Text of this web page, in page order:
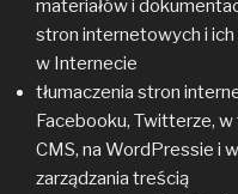
materiałów i
stron internetowych i
w Internecie
tłumaczenia stron
Facebooku, Twitterze,
CMS, na WordPressie i
zarządzania treścią